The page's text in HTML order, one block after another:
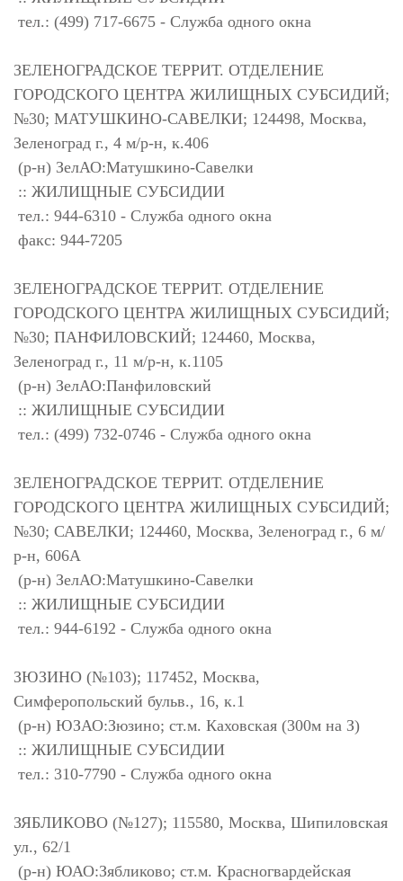
тел.: (499) 717-6675 - Служба одного окна
ЗЕЛЕНОГРАДСКОЕ ТЕРРИТ. ОТДЕЛЕНИЕ
ГОРОДСКОГО ЦЕНТРА ЖИЛИЩНЫХ СУБСИДИЙ;
№30; МАТУШКИНО-САВЕЛКИ; 124498, Москва,
Зеленоград г., 4 м/р-н, к.406
(р-н) ЗелАО:Матушкино-Савелки
:: ЖИЛИЩНЫЕ СУБСИДИИ
тел.: 944-6310 - Служба одного окна
факс: 944-7205
ЗЕЛЕНОГРАДСКОЕ ТЕРРИТ. ОТДЕЛЕНИЕ
ГОРОДСКОГО ЦЕНТРА ЖИЛИЩНЫХ СУБСИДИЙ;
№30; ПАНФИЛОВСКИЙ; 124460, Москва,
Зеленоград г., 11 м/р-н, к.1105
(р-н) ЗелАО:Панфиловский
:: ЖИЛИЩНЫЕ СУБСИДИИ
тел.: (499) 732-0746 - Служба одного окна
ЗЕЛЕНОГРАДСКОЕ ТЕРРИТ. ОТДЕЛЕНИЕ
ГОРОДСКОГО ЦЕНТРА ЖИЛИЩНЫХ СУБСИДИЙ;
№30; САВЕЛКИ; 124460, Москва, Зеленоград г., 6 м/
р-н, 606А
(р-н) ЗелАО:Матушкино-Савелки
:: ЖИЛИЩНЫЕ СУБСИДИИ
тел.: 944-6192 - Служба одного окна
ЗЮЗИНО (№103); 117452, Москва,
Симферопольский бульв., 16, к.1
(р-н) ЮЗАО:Зюзино; ст.м. Каховская (300м на З)
:: ЖИЛИЩНЫЕ СУБСИДИИ
тел.: 310-7790 - Служба одного окна
ЗЯБЛИКОВО (№127); 115580, Москва, Шипиловская
ул., 62/1
(р-н) ЮАО:Зябликово; ст.м. Красногвардейская